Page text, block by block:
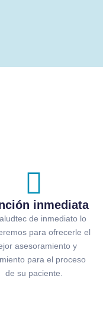
inmediata
de inmediato lo
para ofrecerle el
asesoramiento y
para el proceso
de su paciente.